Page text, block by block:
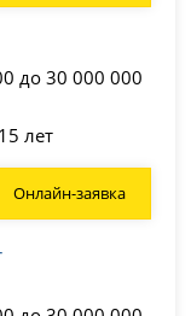
до 30 000 000
лет
Онлайн-заявка